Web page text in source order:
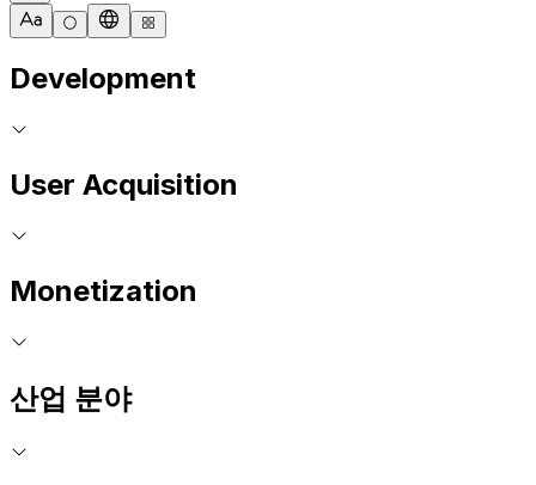
Development
User Acquisition
Monetization
산업 분야